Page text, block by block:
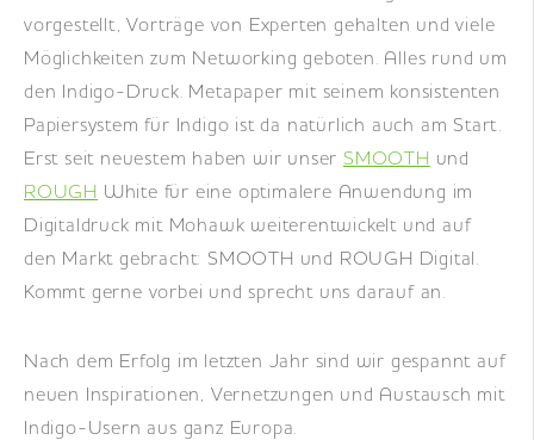
vorgestellt, Vorträge von Experten gehalten und viele
Möglichkeiten zum Networking geboten. Alles rund um
den Indigo-Druck. Metapaper mit seinem konsistenten
Papiersystem für Indigo ist da natürlich auch am Start.
Erst seit neuestem haben wir unserSMOOTH und
ROUGH White für eine optimalere Anwendung im
Digitaldruck mit Mohawk weiterentwickelt und auf
den Markt gebracht: SMOOTH und ROUGH Digital.
Kommt gerne vorbei und sprecht uns darauf an.
Nach dem Erfolg im letzten Jahr sind wir gespannt auf
neuen Inspirationen, Vernetzungen und Austausch mit
Indigo-Usern aus ganz Europa.